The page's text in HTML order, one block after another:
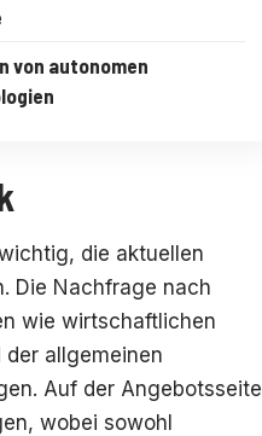
von autonomen
die aktuellen
Die Nachfrage nach
wie wirtschaftlichen
allgemeinen
Auf der Angebotsseite
wobei sowohl